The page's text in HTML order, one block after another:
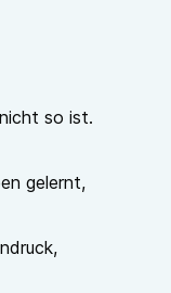
so ist.
gelernt,